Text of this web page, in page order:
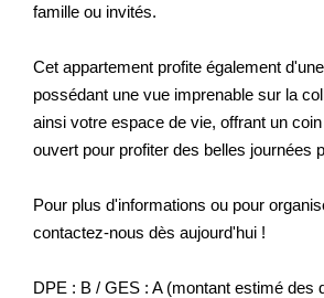
famille ou invités.
Cet appartement profite également
possédant une vue imprenable sur la
ainsi votre espace de vie, offrant un
ouvert pour profiter des belles journées
Pour plus d'informations ou pour
contactez-nous dès aujourd'hui !
DPE : B / GES : A (montant estimé des